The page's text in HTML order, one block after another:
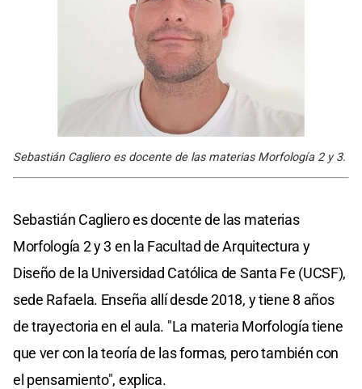
Sebastián Cagliero es docente de las materias Morfología 2 y 3.
Sebastián Cagliero es docente de las materias
Morfología 2 y 3 en la Facultad de Arquitectura y
Diseño de la Universidad Católica de Santa Fe (UCSF),
sede Rafaela. Enseña allí desde 2018, y tiene 8 años
de trayectoria en el aula. "La materia Morfología tiene
que ver con la teoría de las formas, pero también con
el pensamiento", explica.